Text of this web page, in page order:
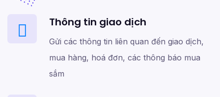
Thông tin giao dịch
Gửi các thông tin liên quan đến giao dịch,
mua hàng, hoá đơn, các thông báo mua
sắm